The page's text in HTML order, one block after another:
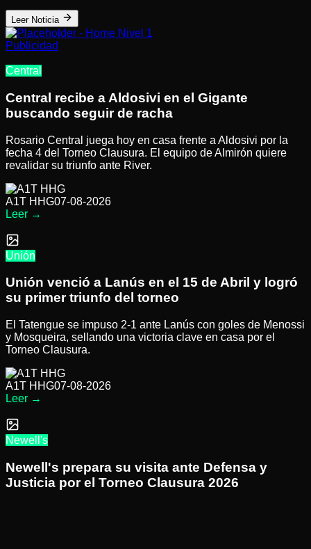
Leer Noticia
Publicidad
Central
Central recibe a Aldosivi en el Gigante
buscando seguir de racha
Rosario Central juega hoy en casa frente a Aldosivi por la
fecha 4 del Torneo Clausura. El equipo de Almirón quiere
revalidar su triunfo ante River.
A1T HHG07-08-2026
Leer →
Unión
Unión venció a Lanús en el 15 de Abril y logró
su primer triunfo del torneo
El Tatengue se impuso 2-1 ante Lanús con goles de Menossi
y Mosqueira, sellando una victoria clave en casa por el
Torneo Clausura.
A1T HHG07-08-2026
Leer →
Newell's
Newell's prepara su visita ante Defensa y
Justicia por el Torneo Clausura 2026